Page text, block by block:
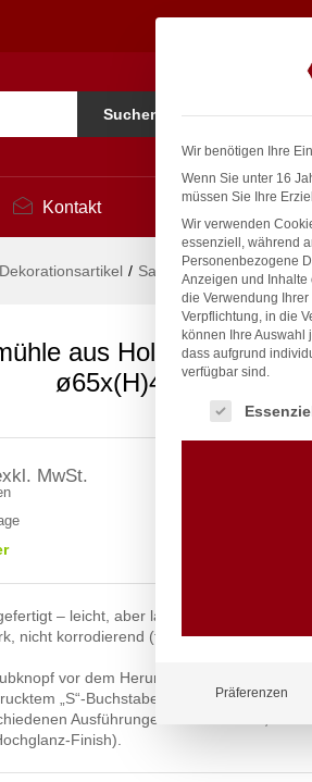
Suchen
Kontakt
/ Salzmühle aus Holz,
aus Holz, HENDI,
ø65x(H)415mm
MwSt.
– leicht, aber langlebig.
nicht korrodierend (für Salz geeignet),
vor dem Herunterfallen geschützt.
„S“-Buchstaben – zur Markierung
Ausführungen: dunkles Holz, helles
Finish).
Wir benötigen Ihre
Wenn Sie unter 16
müssen Sie Ihre
Wir verwenden
essenziell, während
Personenbezogene
Anzeigen und Inhalte
die Verwendung
Verpflichtung, in die
können Ihre Auswahl
dass aufgrund
verfügbar sind.
Es folgt eine
Präferenzen